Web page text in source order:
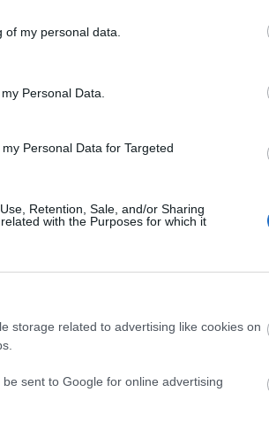
my personal data.
Personal Data.
Personal Data for Targeted
Retention, Sale, and/or Sharing
with the Purposes for which it
storage related to advertising like cookies on
sent to Google for online advertising
να φορούν παραδοσιακές
υπέρλαμπρη Shakira, στο πλευρό της